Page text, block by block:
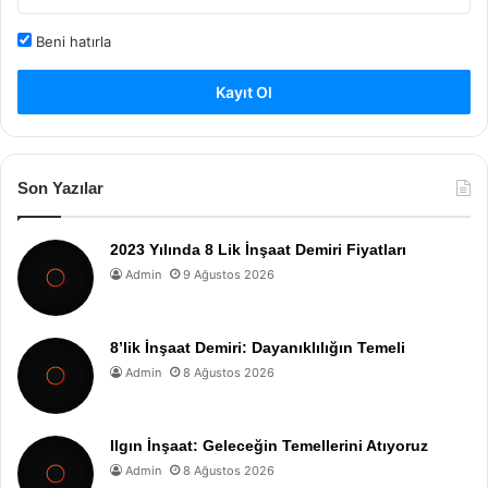
Beni hatırla
Kayıt Ol
Son Yazılar
2023 Yılında 8 Lik İnşaat Demiri Fiyatları
Admin 9 Ağustos 2026
8’lik İnşaat Demiri: Dayanıklılığın Temeli
Admin 8 Ağustos 2026
Ilgın İnşaat: Geleceğin Temellerini Atıyoruz
Admin 8 Ağustos 2026